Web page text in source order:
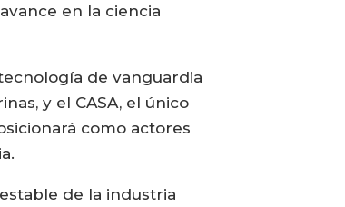
en la ciencia
de vanguardia
y el CASA, el único
como actores
de la industria